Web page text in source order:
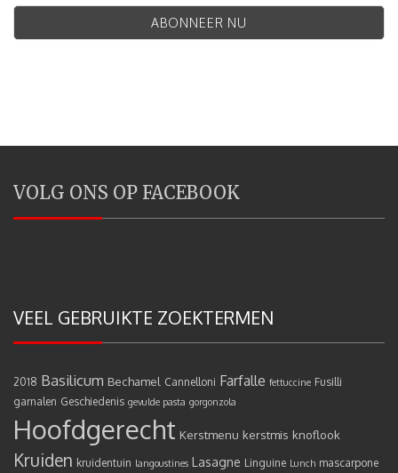
VOLG ONS OP FACEBOOK
VEEL GEBRUIKTE ZOEKTERMEN
2018 Basilicum Bechamel Cannelloni Farfalle fettuccine Fusilli
garnalen Geschiedenis gevulde pasta gorgonzola
Hoofdgerecht Kerstmenu kerstmis knoflook
Kruiden kruidentuin langoustines Lasagne Linguine Lunch mascarpone